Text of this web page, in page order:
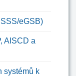
eGSB)
AISCD a
systémů k